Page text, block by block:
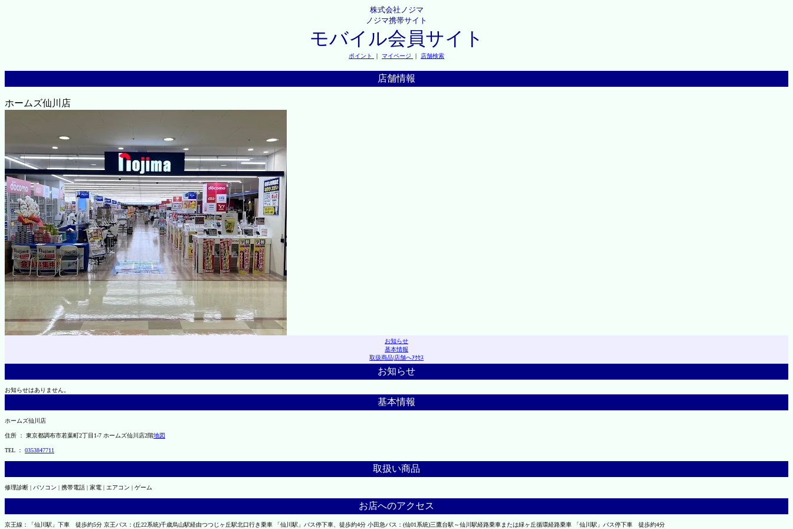
株式会社ノジマ
ノジマ携帯サイト
モバイル会員サイト
ポイント ｜ マイページ ｜ 店舗検索
店舗情報
ホームズ仙川店
お知らせ
基本情報
取扱商品|店舗へｱｸｾｽ
お知らせ
お知らせはありません。
基本情報
ホームズ仙川店
住所 ： 東京都調布市若葉町2丁目1-7 ホームズ仙川店2階地図
TEL ： 0353847711
取扱い商品
修理診断 | パソコン | 携帯電話 | 家電 | エアコン | ゲーム
お店へのアクセス
京王線：「仙川駅」下車 徒歩約5分 京王バス：(丘22系統)千歳烏山駅経由つつじヶ丘駅北口行き乗車 「仙川駅」バス停下車、徒歩約4分 小田急バス：(仙01系統)三鷹台駅～仙川駅経路乗車または緑ヶ丘循環経路乗車 「仙川駅」バス停下車 徒歩約4分